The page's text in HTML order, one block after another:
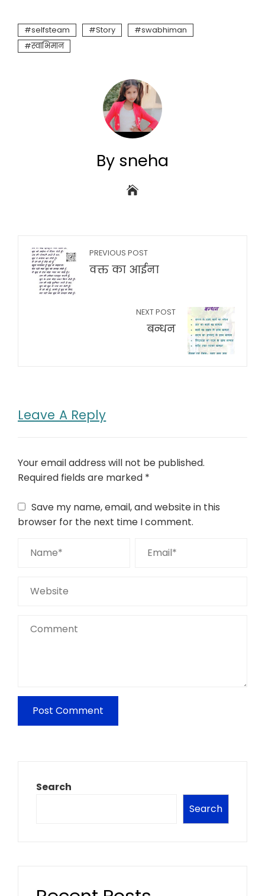
selfsteam Story
swabhiman
स्वाभिमान
By sneha
PREVIOUS POST
वक्त का आईना
NEXT POST
बन्धन
Leave A Reply
Your email address will not be published.
Required fields are marked *
Save my name, email, and website in this
browser for the next time I comment.
Search
Search